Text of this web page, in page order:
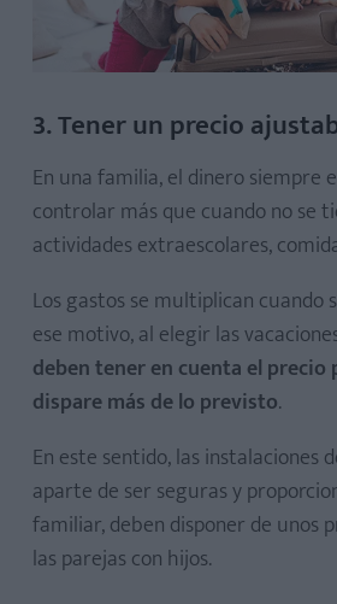
3. Tener un precio
En una familia, el dinero siempre
controlar más que cuando no se
actividades extraescolares,
Los gastos se multiplican cuando
ese motivo, al elegir las
deben tener en cuenta el precio
dispare más de lo previsto.
En este sentido, las instalaciones
aparte de ser seguras y
familiar, deben disponer de unos
las parejas con hijos.